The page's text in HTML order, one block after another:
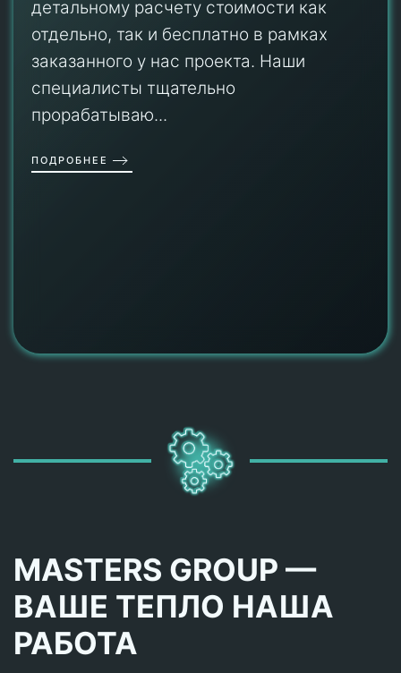
детальному расчету стоимости как
отдельно, так и бесплатно в рамках
заказанного у нас проекта. Наши
специалисты тщательно
прорабатываю...
ПОДРОБНЕЕ
MASTERS GROUP —
ВАШЕ ТЕПЛО НАША
РАБОТА